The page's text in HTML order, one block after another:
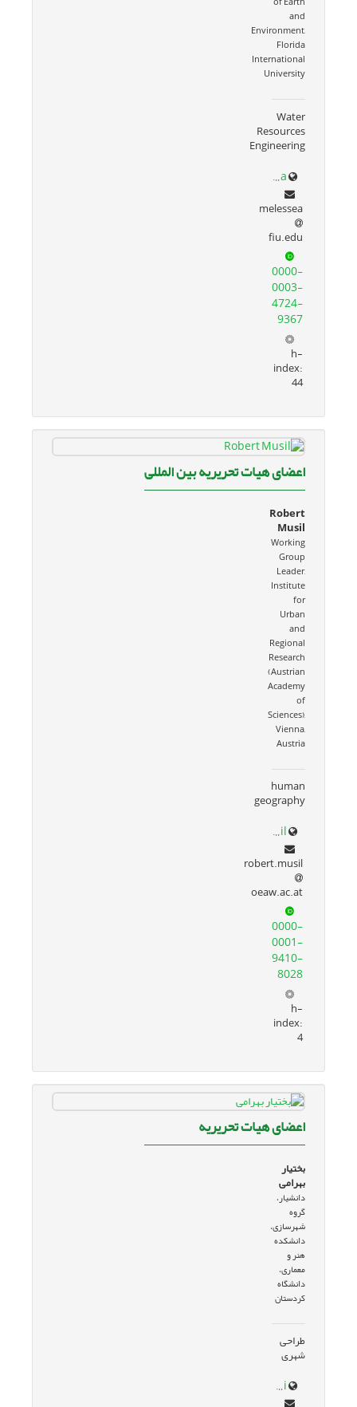
and
Environment,
Florida
International
University
Water
Resources
Engineering
faculty.fiu.edu/~melessea/
melessea
fiu.edu
0000-
0003-
4724-
9367
h-
index:
44
اعضای هیات تحریریه بین المللی
Robert
Musil
Working
Group
Leader,
Institute
for
Urban
and
Regional
Research
(Austrian
Academy
of
Sciences),
Vienna,
Austria
human
geography
www.oeaw.ac.at/en/isr/team/rg-innovation-and-urban-economy/robert-musil
robert.musil
oeaw.ac.at
0000-
0001-
9410-
8028
h-
index:
4
اعضای هیات تحریریه
بختیار
بهرامی
دانشیار،
گروه
شهرسازی،
دانشکده
هنر و
معماری،
دانشگاه
کردستان
طراحی
شهری
uok.ac.ir/~b.bahrami